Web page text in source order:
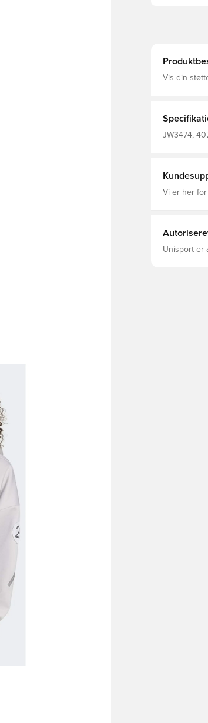
Vis din
dage. Tam-
43%
JW3474,
Vi er her
Unisport er